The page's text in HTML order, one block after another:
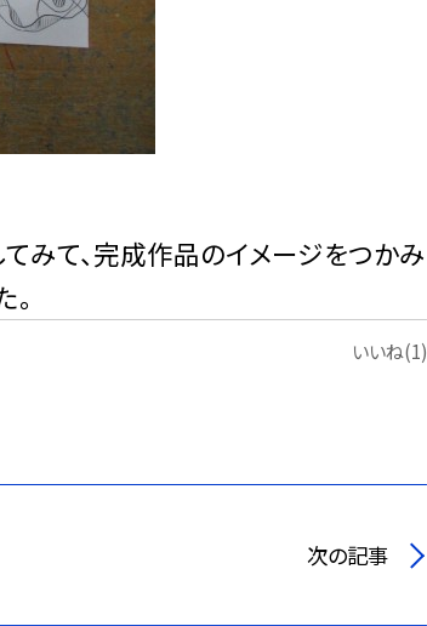
みて、完成作品のイメージをつかみ
いいね(1)
次の記事